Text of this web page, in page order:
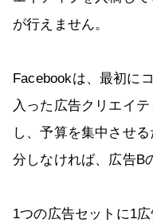
が行えません。
Facebookは、最初に
入った広告クリエイ
し、予算を集中させ
分しなければ、広告B
1つの広告セットに1